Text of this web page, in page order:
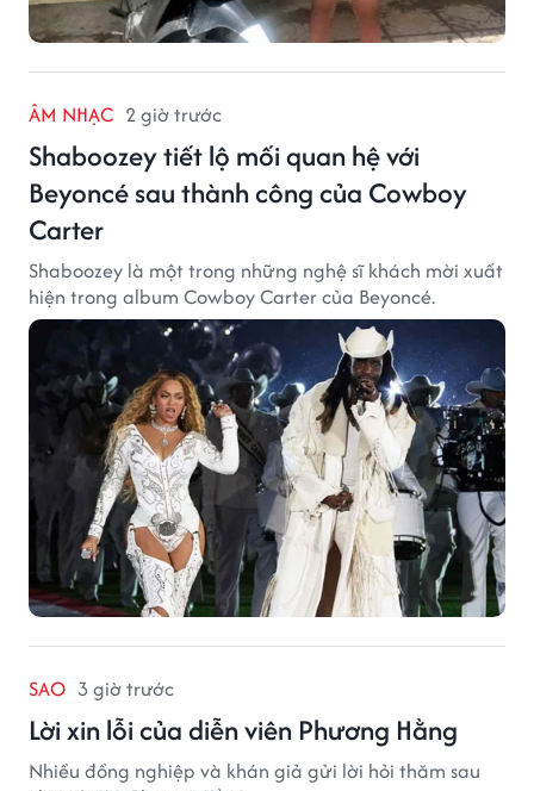
ÂM NHẠC 2 giờ trước
Shaboozey tiết lộ mối quan hệ với
Beyoncé sau thành công của Cowboy
Carter
Shaboozey là một trong những nghệ sĩ khách mời xuất
hiện trong album Cowboy Carter của Beyoncé.
SAO 3 giờ trước
Lời xin lỗi của diễn viên Phương Hằng
Nhiều đồng nghiệp và khán giả gửi lời hỏi thăm sau